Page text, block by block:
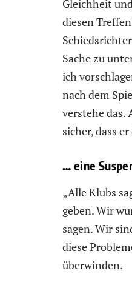
Gleichheit
diesen
Sache zu
ich
nach dem
verstehe das.
sicher, dass
… eine
„Alle Klubs
geben. Wir
sagen. Wir
diese
überwinden.